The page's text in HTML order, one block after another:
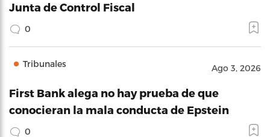
Junta de Control Fiscal
0
Tribunales Ago 3, 2026
First Bank alega no hay prueba de que
conocieran la mala conducta de Epstein
0